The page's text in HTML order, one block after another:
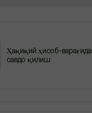
Ҳақиқий ҳисоб-варағида
савдо қилиш